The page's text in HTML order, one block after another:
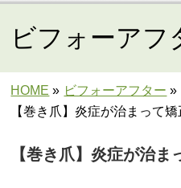
ビフォーアフ
HOME » ビフォーアフター »
【巻き爪】炎症が治まって
【巻き爪】炎症が治